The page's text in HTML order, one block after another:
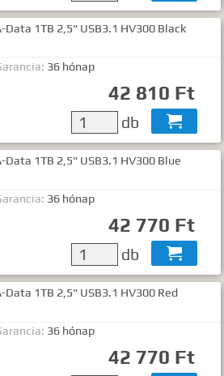
Data 1TB 2,5" USB3.1 HV300 Black
36 hónap
42 810 Ft
db 
Data 1TB 2,5" USB3.1 HV300 Blue
36 hónap
42 770 Ft
db 
Data 1TB 2,5" USB3.1 HV300 Red
36 hónap
42 770 Ft